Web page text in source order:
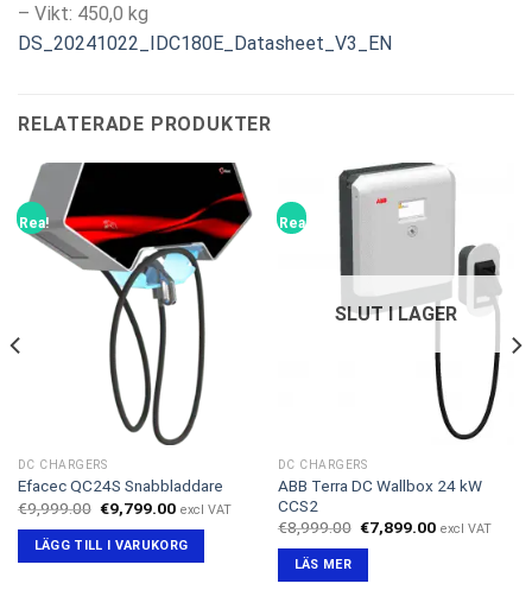
– Vikt: 450,0 kg
DS_20241022_IDC180E_Datasheet_V3_EN
RELATERADE PRODUKTER
Rea!
DC CHARGERS
Efacec QC24S Snabbladdare
€9,999.00 Det
ursprungliga
priset
var:
€9,999.00.
€9,799.00Det
priset
är:
€9,799.00.
excl VAT
LÄGG TILL I VARUKORG
Rea!
SLUT I LAGER
DC CHARGERS
ABB Terra DC Wallbox 24 kW
CCS2
€8,999.00 Det
ursprungliga
€8,999.00.
€7,899.00Det
excl VAT
LÄS MER